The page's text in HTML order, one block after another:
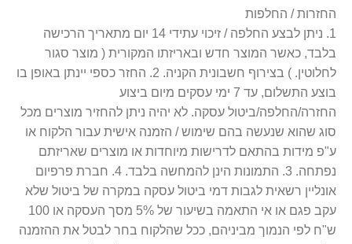
החזרות / החלפות
1. ניתן לבצע החלפה / זיכוי עתידי 14 יום מתאריך הרכישה
בלבד, כאשר המוצר חדש ובאריזתו המקורית ( מוצר סגור
לחלוטין. ) בצירוף חשבונית הקניה. 2. החזר כספי יינתן באופן בו
בוצע התשלום, עד 7 ימי עסקים מיום ביצוע
החזרה/החלפה/ביטול עסקה. לא יהיה ניתן להחזיר מוצרים מכל
סוג שהוא שנעשה בהם שימוש / הזמנה אישית עבור הלקוח או
ע"פ מידות בהתאם לדרישות מיוחדות או מוצרים שאריזתם
נפתחה. 3. התמונות הינן להמחשה בלבד. 4. חברת פרפיום
אונליין רשאית לגבות דמי ביטול עסקה במקרה של ביטול שלא
עקב פגם או אי התאמה בשיעור של 5% מסך העסקה או 100
ש"ח לפי הנמוך מביניהם, ככל שהלקוח בחר לבטל את ההזמנה